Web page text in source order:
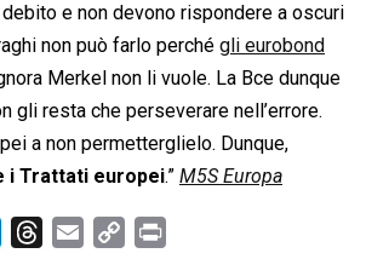
e non devono rispondere a oscuri
non può farlo perché gli eurobond
Merkel non li vuole. La Bce dunque
gli resta che perseverare nell’errore.
a non permetterglielo. Dunque,
i Trattati europei.” M5S Europa